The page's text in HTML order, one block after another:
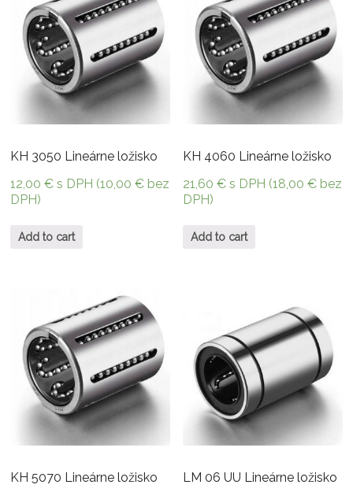
KH 3050 Lineárne ložisko
12,00€ s DPH (10,00€ bez
DPH)
Add to cart
KH 4060 Lineárne ložisko
21,60€ s DPH (18,00€ bez
DPH)
Add to cart
KH 5070 Lineárne ložisko
LM 06 UU Lineárne ložisko